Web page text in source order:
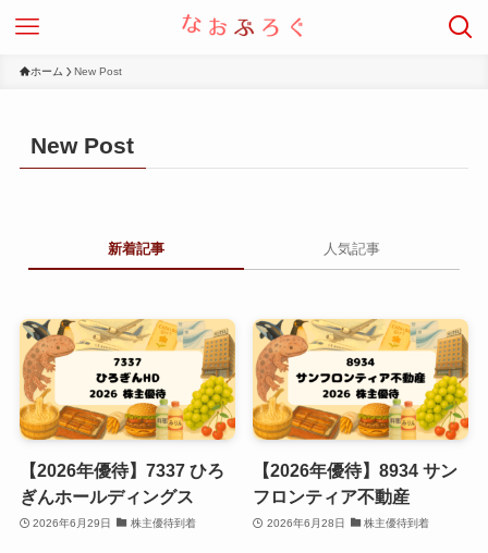
ホーム New Post
New Post
新着記事 人気記事
【2026年優待】7337 ひろ
ぎんホールディングス
2026年6月29日 株主優待到着
【2026年優待】8934 サン
フロンティア不動産
2026年6月28日 株主優待到着